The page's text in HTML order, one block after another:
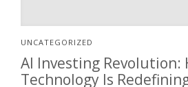
UNCATEGORIZED
AI Investing Revolution:
Technology Is